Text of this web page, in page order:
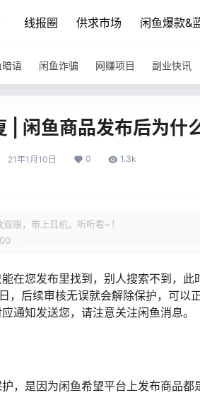
线报圈 供求市场 闲鱼爆款&
暗语 闲鱼诈骗 网赚项目 副业快讯
| 闲鱼商品发布后为什
21年1月10日 0 1.3k
双眼，带上耳机，听听看~！
在您发布里找到，别人搜索不到，
，后续审核无误就会解除保护，可以
通知发送您，请注意关注闲鱼消息。
，是因为闲鱼希望平台上发布商品